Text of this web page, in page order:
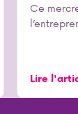
Ce
Lire